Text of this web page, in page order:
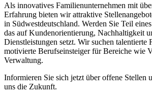
Als innovatives Familienunternehmen mit
Erfahrung bieten wir attraktive
in Südwestdeutschland. Werden Sie Teil
das auf Kundenorientierung, Nachhaltigkeit
Dienstleistungen setzt. Wir suchen talentierte
motivierte Berufseinsteiger für Bereiche wie
Verwaltung.
Informieren Sie sich jetzt über offene Stellen
uns die Zukunft.